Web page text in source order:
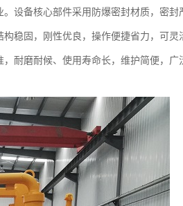
设备核心部件采用防爆密封材质，密封
稳固，刚性优良，操作便捷省力，可灵
耐磨耐候、使用寿命长，维护简便，广